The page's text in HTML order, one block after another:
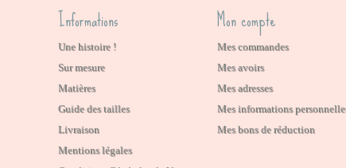
Informations
Une histoire !
Sur mesure
Matières
Guide des tailles
Livraison
Mentions légales
Mon compte
Mes commandes
Mes avoirs
Mes adresses
Mes informations
Mes bons de réduction